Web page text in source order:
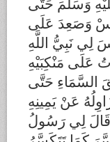
وَصَعِدَ عَلَى
لِي نَبِيُّ اللَّهِ
عَلَى مَنْكِبَيْهِ
السَّمَاءِ حَتَّى
عَنْ يَمِينِهِ
قَالَ لِي رَسُولُ